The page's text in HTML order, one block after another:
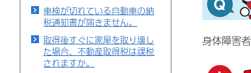
車検が切れている自動車の納
税通知書が届きません。
取得後すぐに家屋を取り壊し
た場合、不動産取得税は課税
されますか。
身体障害